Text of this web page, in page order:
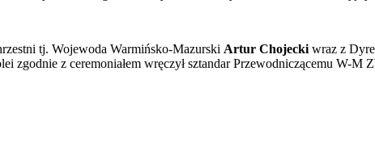
tj. Wojewoda Warmińsko-Mazurski Artur Chojecki wraz z
zgodnie z ceremoniałem wręczył sztandar Przewodniczącemu W-M